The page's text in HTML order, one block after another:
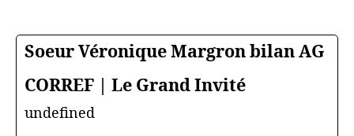
Soeur Véronique Margron bilan AG
CORREF | Le Grand Invité
undefined